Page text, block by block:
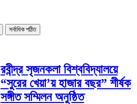
সর্বাধিক পঠিত
রবীন্দ্র সৃজনকলা বিশ্ববিদ্যালয়ে
“সুরের খেয়া’য় হাজার বছর” শীর্ষক
সঙ্গীত সম্মিলন অনুষ্ঠিত